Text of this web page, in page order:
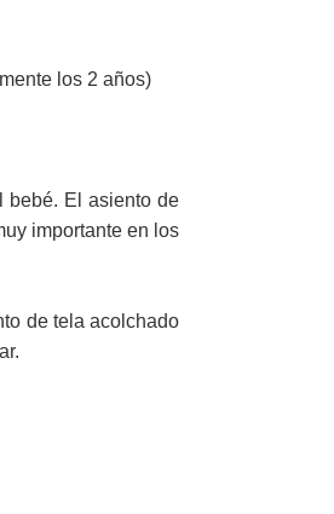
los 2 años)
bebé. El asiento de
importante en los
de tela acolchado